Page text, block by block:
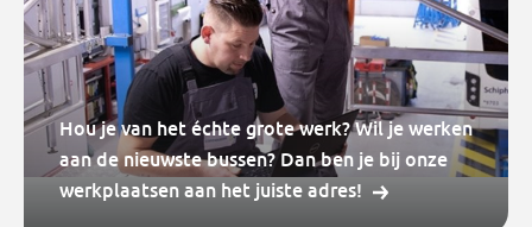
Hou je van het échte grote werk? Wil je werken
aan de nieuwste bussen? Dan ben je bij onze
werkplaatsen aan het juiste adres!